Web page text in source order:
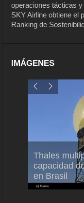
operaciones tácticas
SKY Airline obtiene el
Ranking de
IMÁGENES
Thales
capacidad
en Brasil